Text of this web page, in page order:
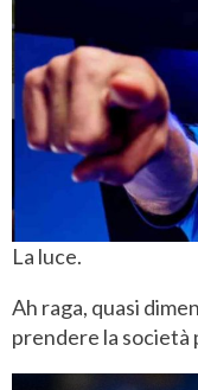
La luce.
Ah raga, quasi
prendere la società